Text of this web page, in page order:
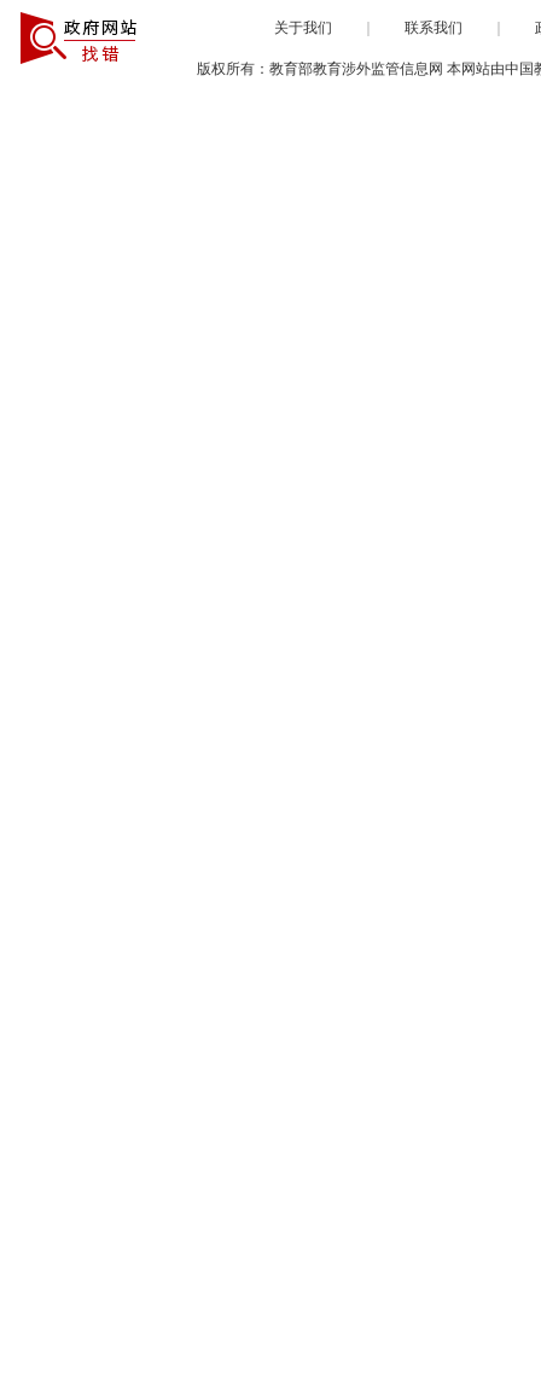
关于我们 联系我们
版权所有：教育部教育涉外监管信息网 本网站由中